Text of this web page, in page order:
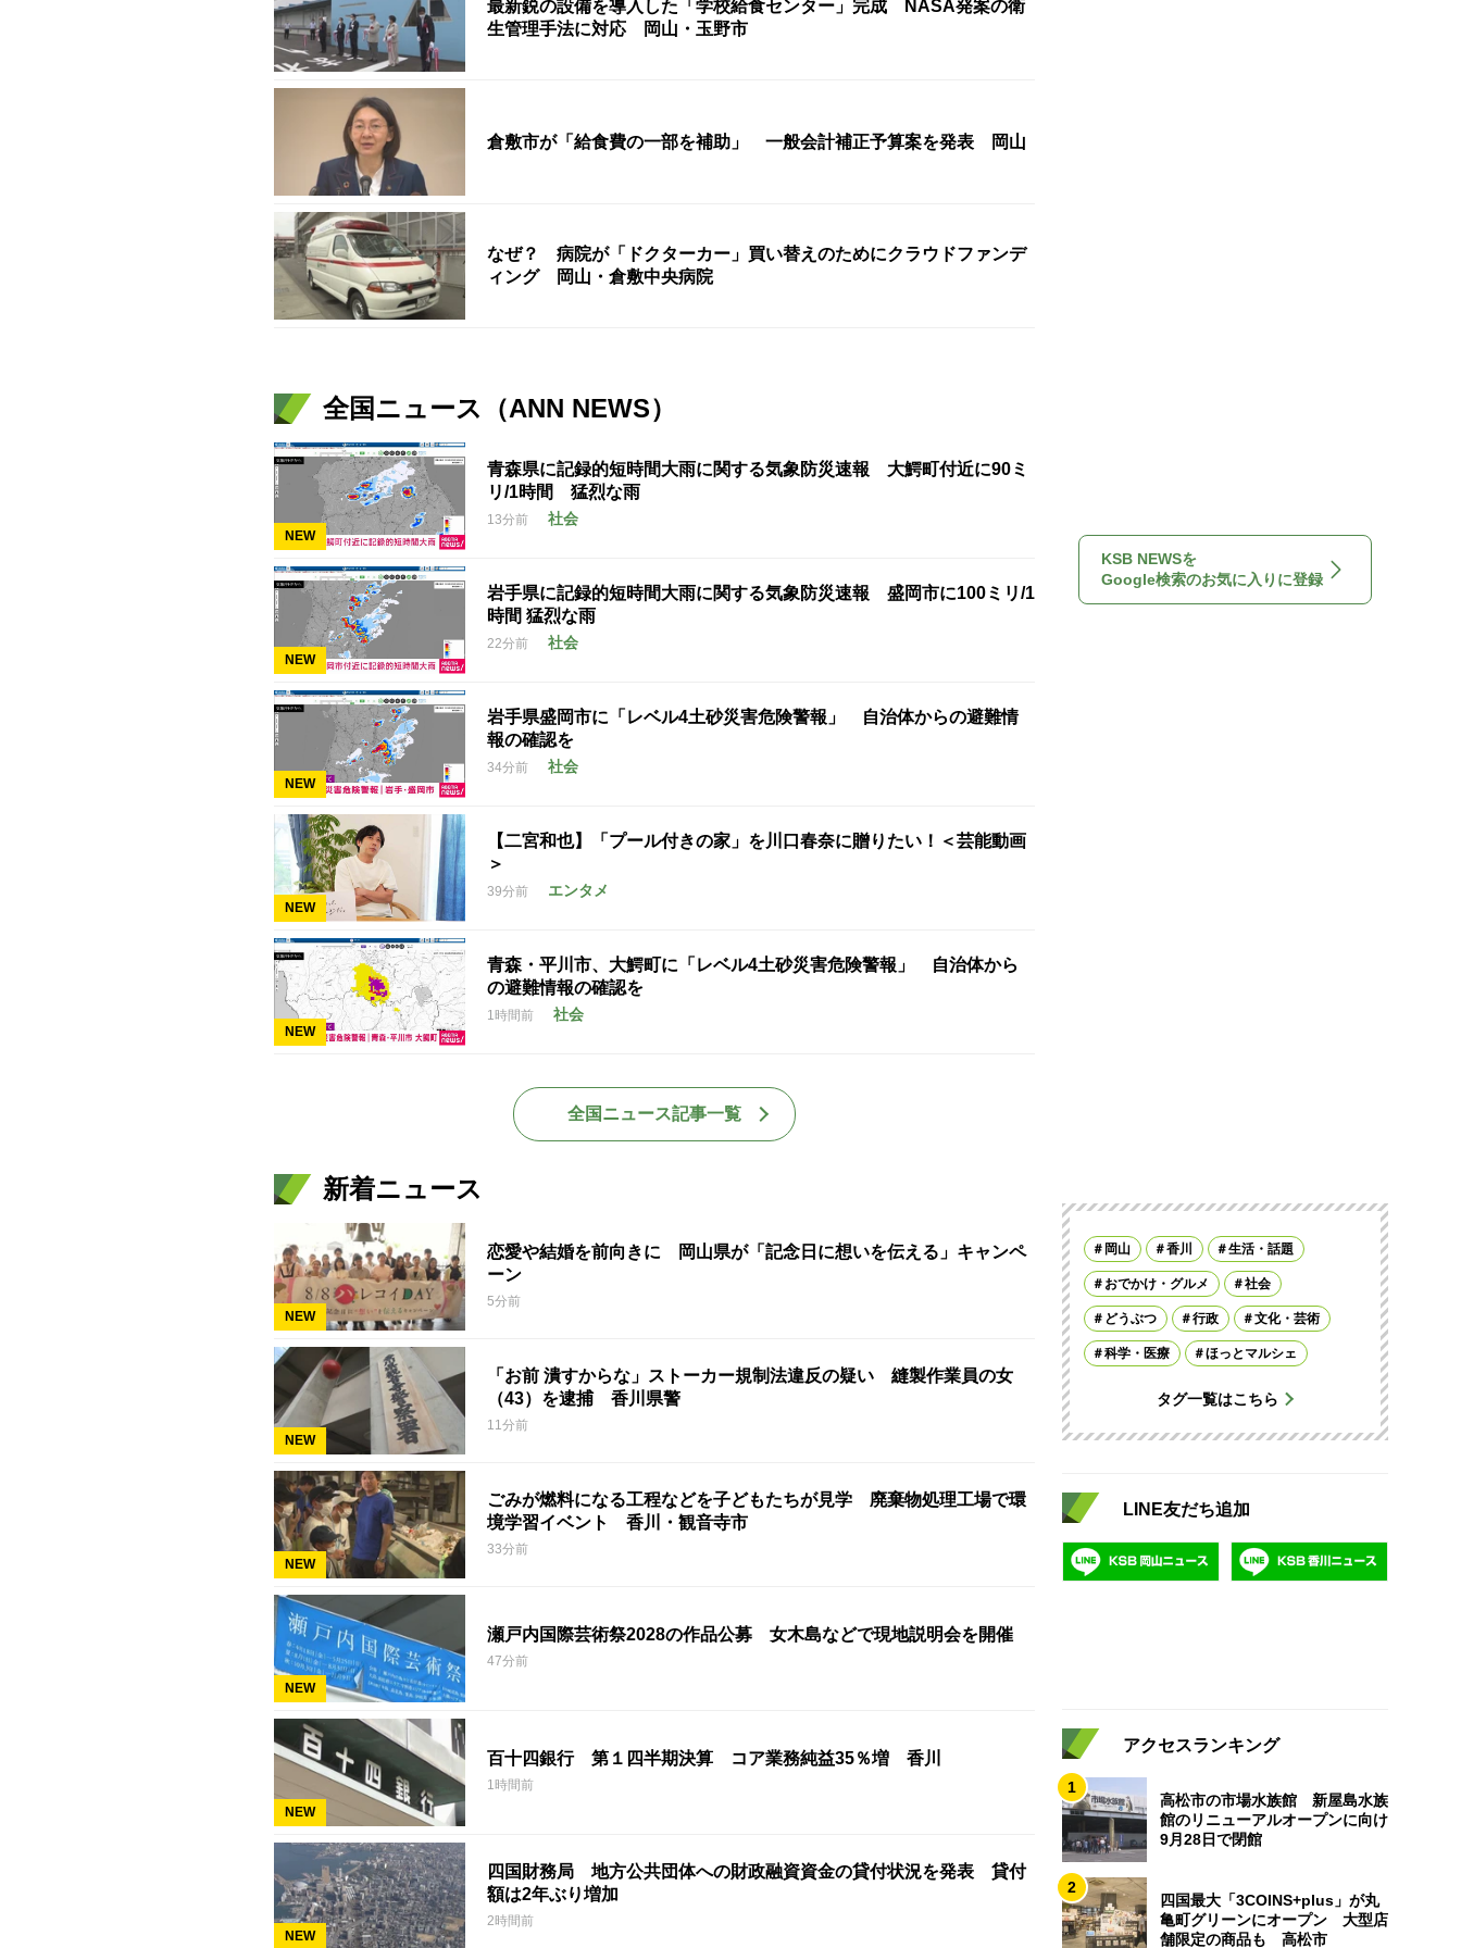
最新鋭の設備を導入した「学校給食センター」完成 NASA発案の衛
生管理手法に対応 岡山・玉野市
倉敷市が「給食費の一部を補助」 一般会計補正予算案を発表 岡山
なぜ？ 病院が「ドクターカー」買い替えのためにクラウドファンデ
ィング 岡山・倉敷中央病院
全国ニュース（ANN NEWS）
NEW
青森県に記録的短時間大雨に関する気象防災速報 大鰐町付近に90ミ
リ/1時間 猛烈な雨
13分前 社会
NEW
岩手県に記録的短時間大雨に関する気象防災速報 盛岡市に100ミリ/1
時間 猛烈な雨
22分前 社会
NEW
岩手県盛岡市に「レベル4土砂災害危険警報」 自治体からの避難情
報の確認を
34分前 社会
NEW
【二宮和也】「プール付きの家」を川口春奈に贈りたい！＜芸能動画
＞
39分前 エンタメ
NEW
青森・平川市、大鰐町に「レベル4土砂災害危険警報」 自治体から
の避難情報の確認を
1時間前 社会
全国ニュース記事一覧
新着ニュース
NEW
恋愛や結婚を前向きに 岡山県が「記念日に想いを伝える」キャンペ
ーン
5分前
NEW
「お前 潰すからな」ストーカー規制法違反の疑い 縫製作業員の女
（43）を逮捕 香川県警
11分前
NEW
ごみが燃料になる工程などを子どもたちが見学 廃棄物処理工場で環
境学習イベント 香川・観音寺市
33分前
NEW
瀬戸内国際芸術祭2028の作品公募 女木島などで現地説明会を開催
47分前
NEW
百十四銀行 第１四半期決算 コア業務純益35％増 香川
1時間前
NEW
四国財務局 地方公共団体への財政融資資金の貸付状況を発表 貸付
額は2年ぶり増加
2時間前
KSB NEWSを
Google検索のお気に入りに登録
岡山 香川 生活・話題
おでかけ・グルメ 社会
どうぶつ 行政 文化・芸術
科学・医療 ほっとマルシェ
タグ一覧はこちら
LINE友だち追加
アクセスランキング
1
高松市の市場水族館 新屋島水族
館のリニューアルオープンに向け
9月28日で閉館
2
四国最大「3COINS+plus」が丸
亀町グリーンにオープン 大型店
舗限定の商品も 高松市